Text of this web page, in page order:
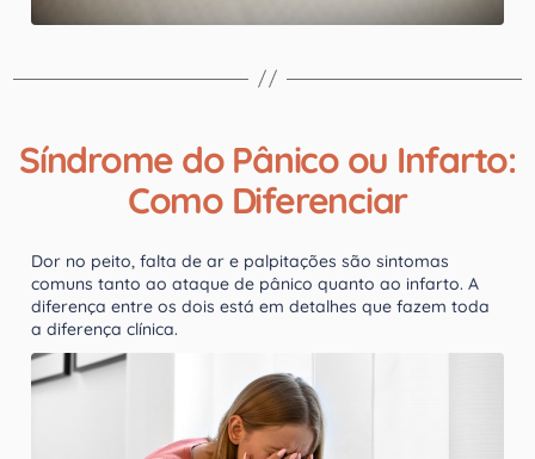
Síndrome do Pânico ou Infarto:
Como Diferenciar
Dor no peito, falta de ar e palpitações são sintomas
comuns tanto ao ataque de pânico quanto ao infarto. A
diferença entre os dois está em detalhes que fazem toda
a diferença clínica.